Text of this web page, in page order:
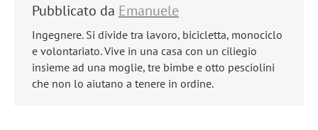
Pubblicato da Emanuele
Ingegnere. Si divide tra lavoro, bicicletta, monociclo
e volontariato. Vive in una casa con un ciliegio
insieme ad una moglie, tre bimbe e otto pesciolini
che non lo aiutano a tenere in ordine.